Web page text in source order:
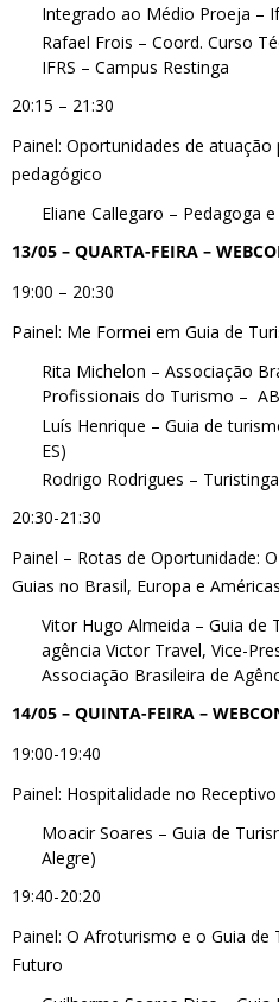
Integrado ao Médio Proeja –
Rafael Frois – Coord. Curso
IFRS – Campus Restinga
20:15 – 21:30
Painel: Oportunidades de
pedagógico
Eliane Callegaro – Pedagoga
13/05 – QUARTA-FEIRA –
19:00 – 20:30
Painel: Me Formei em Guia de
Rita Michelon – Associação
Profissionais do Turismo –
Luís Henrique – Guia de
ES)
Rodrigo Rodrigues –
20:30-21:30
Painel – Rotas de Oportunidade:
Guias no Brasil, Europa e Américas
Vitor Hugo Almeida – Guia de
agência Victor Travel, Vice-
Associação Brasileira de
14/05 – QUINTA-FEIRA –
19:00-19:40
Painel: Hospitalidade no
Moacir Soares – Guia de
Alegre)
19:40-20:20
Painel: O Afroturismo e o Guia
Futuro